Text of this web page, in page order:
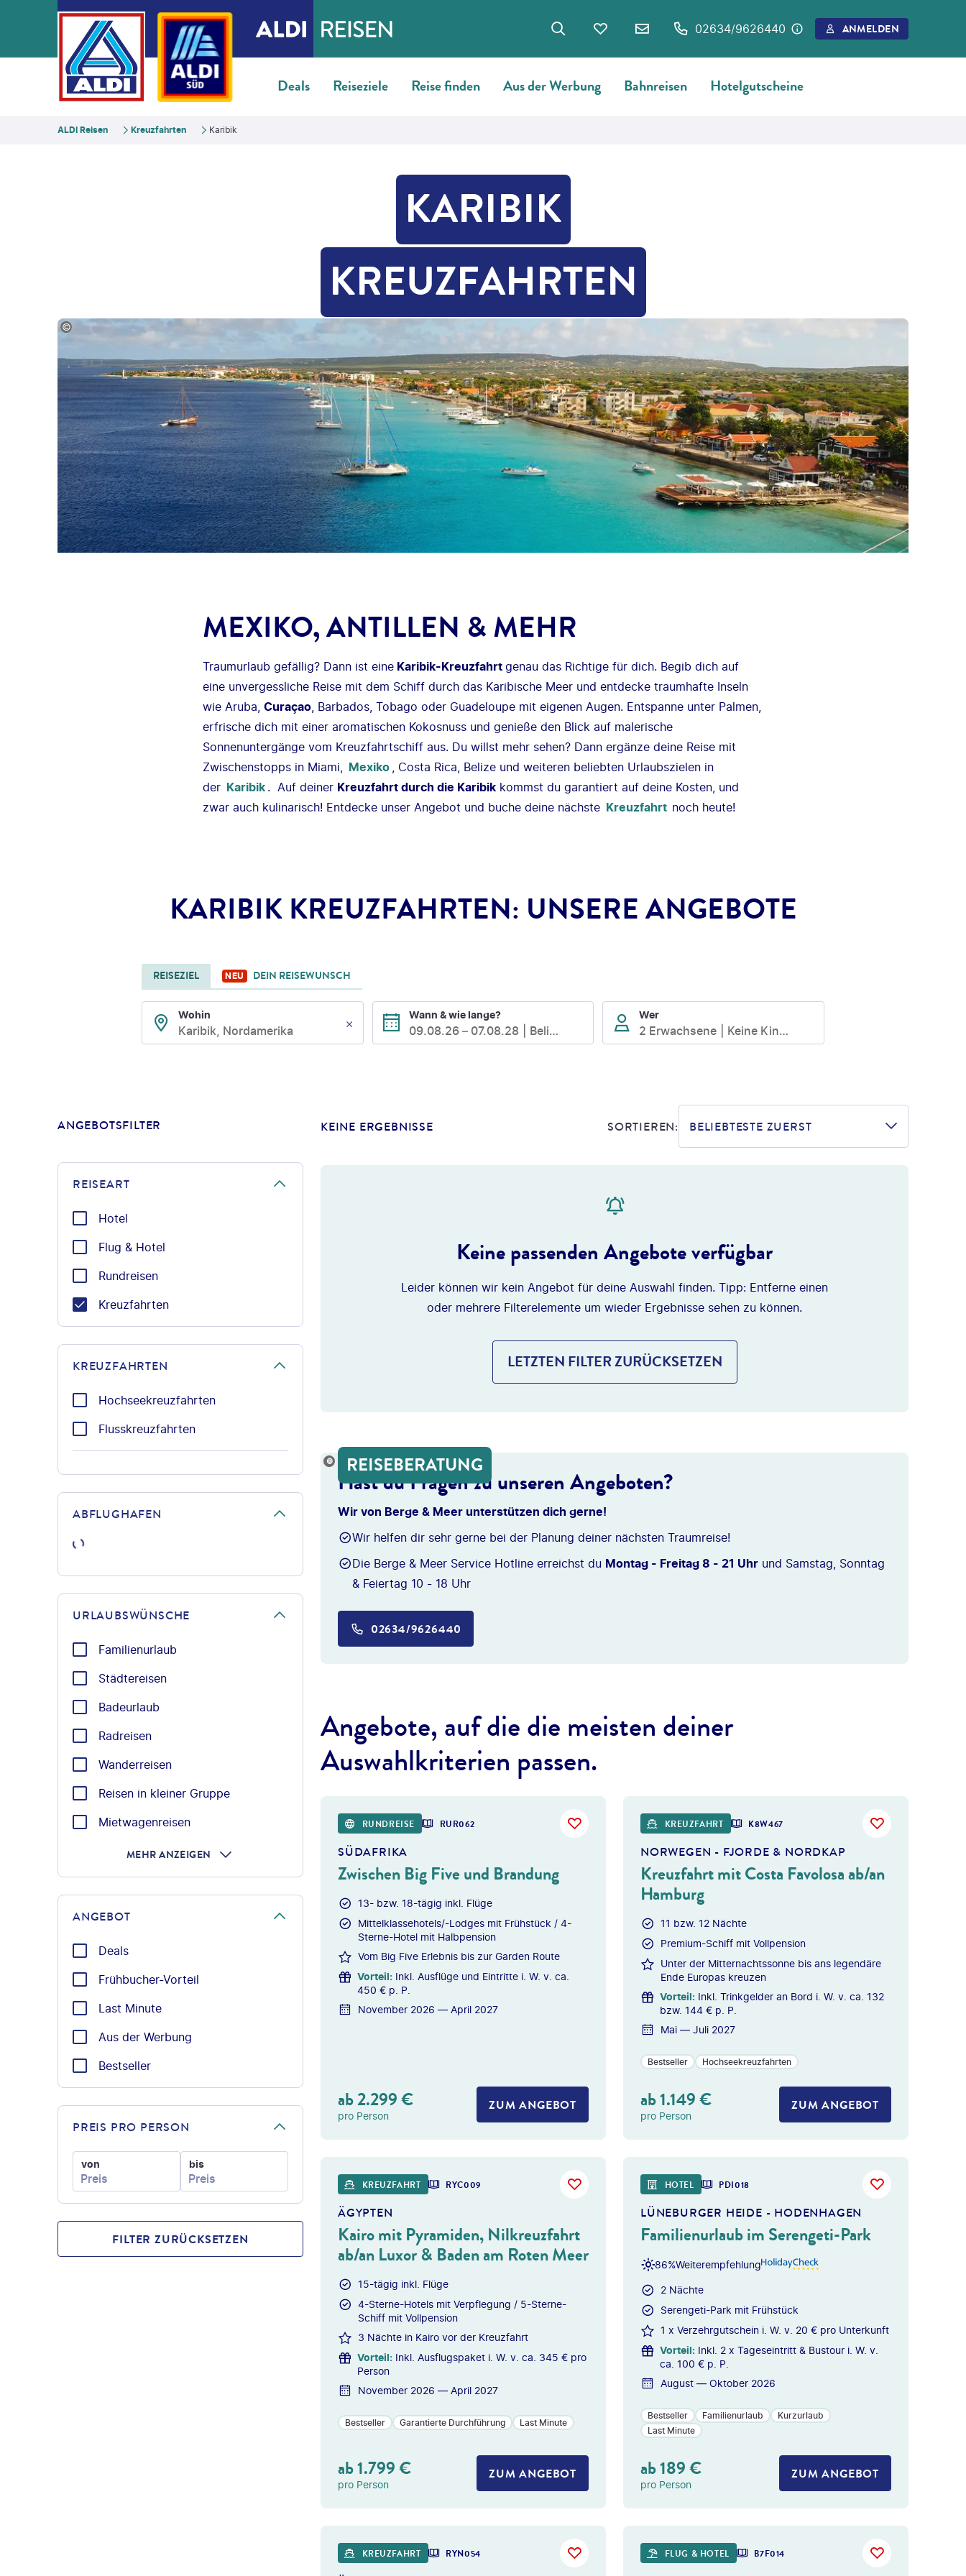
02634/9626440 ANMELDEN
Deals Reiseziele Reise finden Aus der Werbung Bahnreisen Hotelgutscheine
ALDI Reisen Kreuzfahrten Karibik
KARIBIK
KREUZFAHRTEN
©René Sputh@stock.adobe.com
MEXIKO, ANTILLEN & MEHR
Traumurlaub gefällig? Dann ist eineKaribik-Kreuzfahrt genau das Richtige für dich. Begib dich auf
eine unvergessliche Reise mit dem Schiff durch das Karibische Meer und entdecke traumhafte Inseln
wie Aruba, Curaçao, Barbados, Tobago oder Guadeloupe mit eigenen Augen. Entspanne unter Palmen,
erfrische dich mit einer aromatischen Kokosnuss und genieße den Blick auf malerische
Sonnenuntergänge vom Kreuzfahrtschiff aus. Du willst mehr sehen? Dann ergänze deine Reise mit
Zwischenstopps in Miami, Mexiko , Costa Rica, Belize und weiteren beliebten Urlaubszielen in
der Karibik . Auf deiner Kreuzfahrt durch die Karibikkommst du garantiert auf deine Kosten, und
zwar auch kulinarisch! Entdecke unser Angebot und buche deine nächste Kreuzfahrt noch heute!
KARIBIK KREUZFAHRTEN: UNSERE ANGEBOTE
REISEZIEL NEU DEIN REISEWUNSCH
Wohin
Karibik, Nordamerika
Wann & wie lange?
09.08.26– 07.08.28 Beliebig
Wer
2 Erwachsene Keine Kinder
ANGEBOTSFILTER
REISEART
Hotel
Flug & Hotel
Rundreisen
Kreuzfahrten
KREUZFAHRTEN
Hochseekreuzfahrten
Flusskreuzfahrten
ABFLUGHAFEN
URLAUBSWÜNSCHE
Familienurlaub
Städtereisen
Badeurlaub
Radreisen
Wanderreisen
Reisen in kleiner Gruppe
Mietwagenreisen
MEHR ANZEIGEN
ANGEBOT
Deals
Frühbucher-Vorteil
Last Minute
Aus der Werbung
Bestseller
PREIS PRO PERSON
von bis
FILTER ZURÜCKSETZEN
KEINE ERGEBNISSE SORTIEREN: BELIEBTESTE ZUERST
Keine passenden Angebote verfügbar
Leider können wir kein Angebot für deine Auswahl finden. Tipp: Entferne einen
oder mehrere Filterelemente um wieder Ergebnisse sehen zu können.
LETZTEN FILTER ZURÜCKSETZEN
©Antonio_DiazREISEBERATUNG
Hast du Fragen zu unseren Angeboten?
Wir von Berge & Meer unterstützen dich gerne!
Wir helfen dir sehr gerne bei der Planung deiner nächsten Traumreise!
Die Berge & Meer Service Hotline erreichst du Montag - Freitag 8 - 21 Uhr und Samstag, Sonntag
& Feiertag 10 - 18 Uhr
02634/9626440
Angebote, auf die die meisten deiner
Auswahlkriterien passen.
RUNDREISE RUR062
SÜDAFRIKA
Zwischen Big Five und Brandung
13- bzw. 18-tägig inkl. Flüge
Mittelklassehotels/-Lodges mit Frühstück / 4-
Sterne-Hotel mit Halbpension
Vom Big Five Erlebnis bis zur Garden Route
Vorteil: Inkl. Ausflüge und Eintritte i. W. v. ca.
450 € p. P.
November 2026 — April 2027
ab2.299€
pro Person
ZUM ANGEBOT
KREUZFAHRT K8W467
NORWEGEN - FJORDE & NORDKAP
Kreuzfahrt mit Costa Favolosa ab/an
Hamburg
11 bzw. 12 Nächte
Premium-Schiff mit Vollpension
Unter der Mitternachtssonne bis ans legendäre
Ende Europas kreuzen
Vorteil: Inkl. Trinkgelder an Bord i. W. v. ca. 132
bzw. 144 € p. P.
Mai — Juli 2027
Bestseller Hochseekreuzfahrten
ab1.149€
pro Person
ZUM ANGEBOT
KREUZFAHRT RYC009
ÄGYPTEN
Kairo mit Pyramiden, Nilkreuzfahrt
ab/an Luxor & Baden am Roten Meer
15-tägig inkl. Flüge
4-Sterne-Hotels mit Verpflegung / 5-Sterne-
Schiff mit Vollpension
3 Nächte in Kairo vor der Kreuzfahrt
Vorteil: Inkl. Ausflugspaket i. W. v. ca. 345 € pro
Person
November 2026 — April 2027
Bestseller Garantierte Durchführung Last Minute
ab1.799€
pro Person
ZUM ANGEBOT
HOTEL PDI018
LÜNEBURGER HEIDE - HODENHAGEN
Familienurlaub im Serengeti-Park
Weiterempfehlung
86%
2 Nächte
Serengeti-Park mit Frühstück
1 x Verzehrgutschein i. W. v. 20 € pro Unterkunft
Vorteil: Inkl. 2 x Tageseintritt & Bustour i. W. v.
ca. 100 € p. P.
August — Oktober 2026
Bestseller Familienurlaub
Kurzurlaub
Last Minute
ab189€
pro Person
ZUM ANGEBOT
KREUZFAHRT RYN054 FLUG & HOTEL B7F014